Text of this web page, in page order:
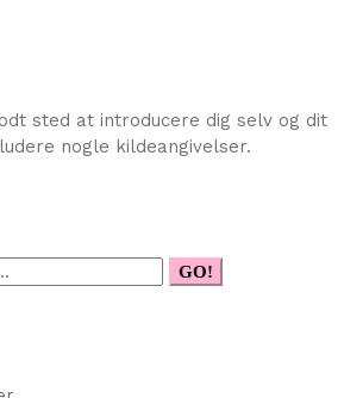
sted at introducere dig selv og dit
nogle kildeangivelser.
GO!